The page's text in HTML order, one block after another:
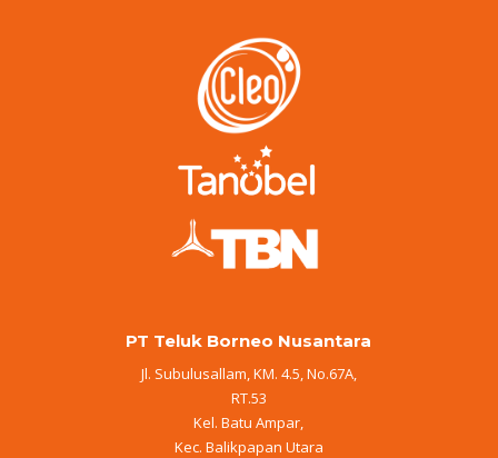
PT Teluk Borneo Nusantara
Jl. Subulusallam, KM. 4.5, No.67A,
RT.53
Kel. Batu Ampar,
Kec. Balikpapan Utara